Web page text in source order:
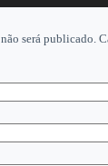
será publicado.